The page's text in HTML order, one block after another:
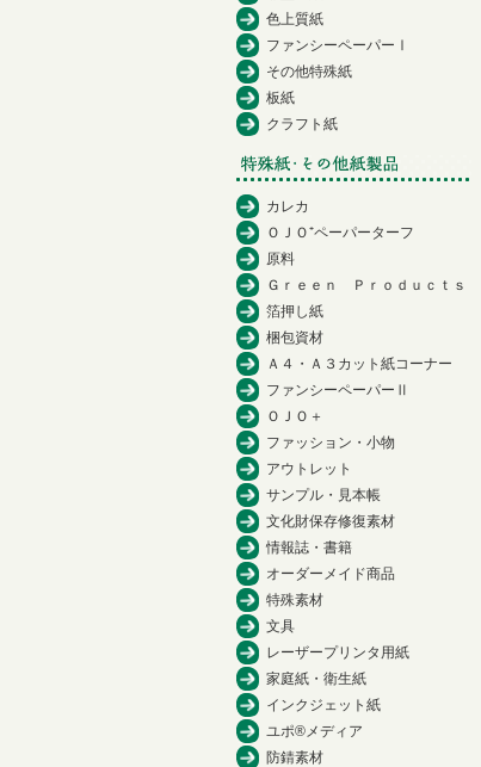
色上質紙
ファンシーペーパーⅠ
その他特殊紙
板紙
クラフト紙
カレカ
ＯＪＯ⁺ペーパーターフ
原料
Ｇｒｅｅｎ Ｐｒｏｄｕｃｔｓ
箔押し紙
梱包資材
Ａ４・Ａ３カット紙コーナー
ファンシーペーパーⅡ
ＯＪＯ＋
ファッション・小物
アウトレット
サンプル・見本帳
文化財保存修復素材
情報誌・書籍
オーダーメイド商品
特殊素材
文具
レーザープリンタ用紙
家庭紙・衛生紙
インクジェット紙
ユポ®メディア
防錆素材